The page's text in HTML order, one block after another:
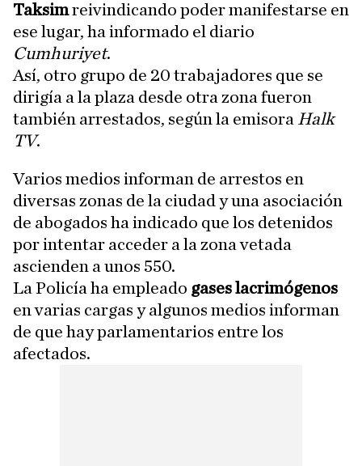
Taksimreivindicando poder manifestarse en
ese lugar, ha informado el diario
Cumhuriyet.
Así, otro grupo de 20 trabajadores que se
dirigía a la plaza desde otra zona fueron
también arrestados, según la emisora Halk
TV.
Varios medios informan de arrestos en
diversas zonas de la ciudad y una asociación
de abogados ha indicado que los detenidos
por intentar acceder a la zona vetada
ascienden a unos 550.
La Policía ha empleado gases lacrimógenos
en varias cargas y algunos medios informan
de que hay parlamentarios entre los
afectados.